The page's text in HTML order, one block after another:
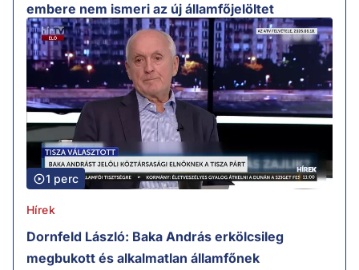
embere nem ismeri az új államfőjelöltet
1 perc
Hírek
Dornfeld László: Baka András erkölcsileg
megbukott és alkalmatlan államfőnek